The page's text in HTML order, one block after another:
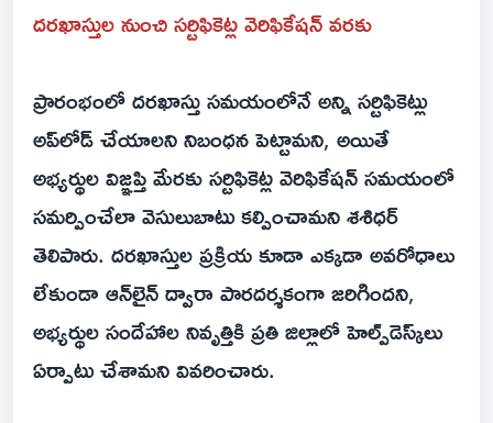
దరఖాస్తుల నుంచి సర్టిఫికెట్ల వెరిఫికేషన్ వరకు
ప్రారంభంలో దరఖాస్తు సమయంలోనే అన్ని సర్టిఫికెట్లు
అప్‌లోడ్ చేయాలని నిబంధన పెట్టామని, అయితే
అభ్యర్థుల విజ్ఞప్తి మేరకు సర్టిఫికెట్ల వెరిఫికేషన్ సమయంలో
సమర్పించేలా వెసులుబాటు కల్పించామని శశిధర్
తెలిపారు. దరఖాస్తుల ప్రక్రియ కూడా ఎక్కడా అవరోధాలు
లేకుండా ఆన్‌లైన్ ద్వారా పారదర్శకంగా జరిగిందని,
అభ్యర్థుల సందేహాల నివృత్తికి ప్రతి జిల్లాలో హెల్ప్‌డెస్క్‌లు
ఏర్పాటు చేశామని వివరించారు.